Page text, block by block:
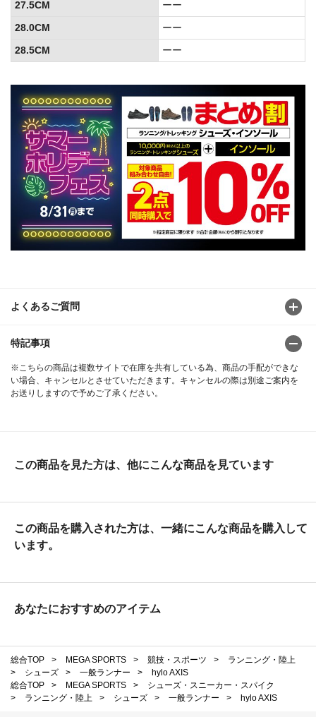
よくあるご質問
特記事項
※こちらの商品は複数サイトで在庫を共有している為、商品の手配ができな
い場合、キャンセルとさせていただきます。キャンセルの際は別途ご案内を
お送りしますので予めご了承ください。
27.5CM
ーー
28.0CM
ーー
28.5CM
ーー
この商品を見た方は、他にこんな商品を見ています
この商品を購入された方は、一緒にこんな商品を購入して
います。
あなたにおすすめのアイテム
総合TOP > MEGA SPORTS > 競技・スポーツ >
ランニング・陸上
>
シューズ > 一般ランナー >
hylo AXIS
総合TOP
> MEGA SPORTS >
シューズ・スニーカー・スパイク
>
ランニング・陸上 > シューズ > 一般ランナー > hylo AXIS